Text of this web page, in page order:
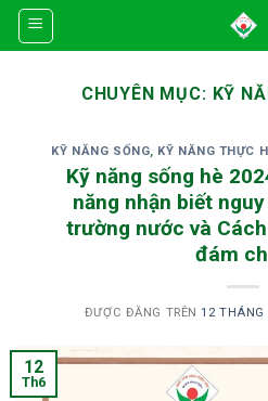
Skip
CHUYÊN MỤC: KỸ
KỸ NĂNG SỐNG, KỸ NĂNG THỰC
Kỹ năng sống hè
năng nhận biết
trường nước và
đám
ĐƯỢC ĐĂNG TRÊN12 THÁNG
12
Th6